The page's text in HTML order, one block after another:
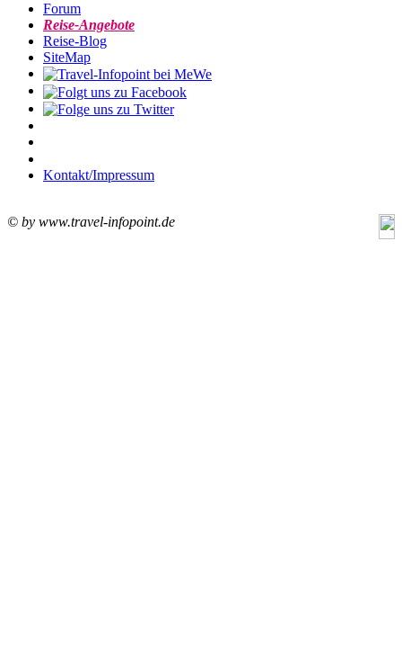
Forum
Reise-Angebote
Reise-Blog
SiteMap
Kontakt/Impressum
© by www.travel-infopoint.de